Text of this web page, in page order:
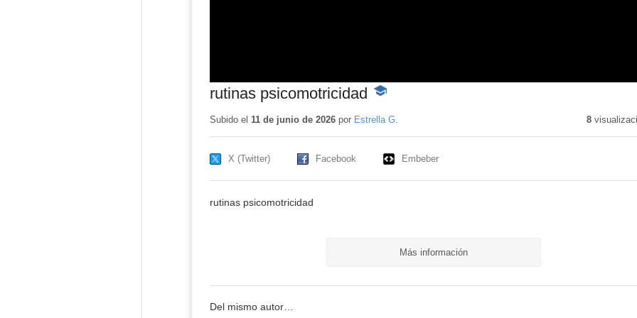
rutinas psicomotricidad
-
educativo
Subido el 11 de junio de 2026por Estrella G. 8
X (Twitter) Facebook Embeber
rutinas psicomotricidad
Más información
Del mismo autor…